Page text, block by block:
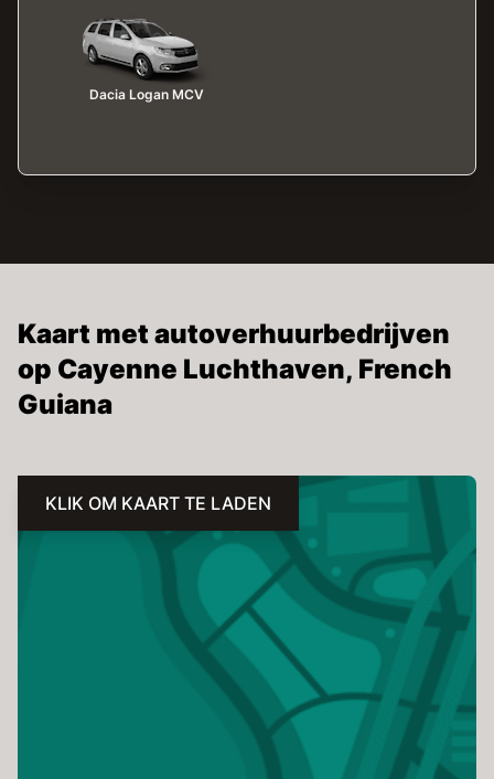
Dacia Logan MCV
Kaart met autoverhuurbedrijven
op Cayenne Luchthaven, French
Guiana
KLIK OM KAART TE LADEN